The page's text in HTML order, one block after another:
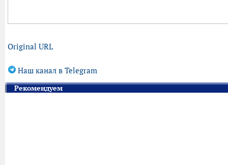
Original URL
Наш канал в Telegram
Рекомендуем